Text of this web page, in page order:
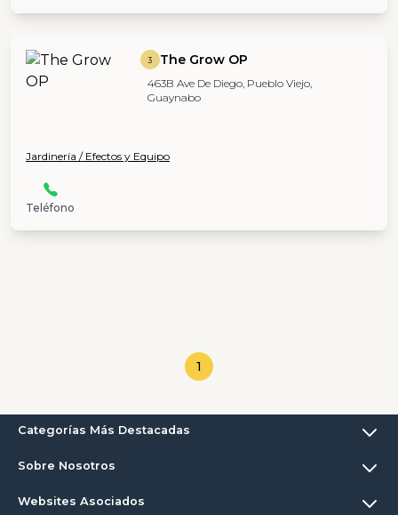
3 The Grow OP
463B Ave De Diego, Pueblo Viejo,
Guaynabo
Jardinería / Efectos y Equipo
Teléfono
1
Categorías Más Destacadas
Sobre Nosotros
Websites Asociados